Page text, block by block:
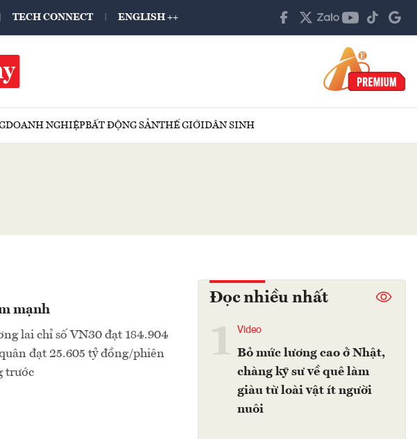
TECH CONNECT ENGLISH ++
DOANH NGHIỆPBẤT ĐỘNG SẢNTHẾ GIỚIDÂN SINH
mạnh
lai chỉ số VN30 đạt 184.904
đạt 25.605 tỷ đồng/phiên
trước
Đọc nhiều nhất
Video
Bỏ mức lương cao ở Nhật,
chàng kỹ sư về quê làm
giàu từ loài vật ít người
nuôi